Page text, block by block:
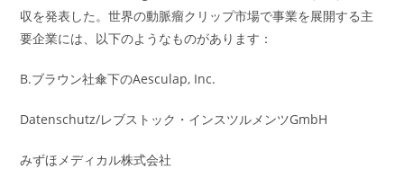
収を発表した。世界の動脈瘤クリップ市場で事業を展開する主
要企業には、以下のようなものがあります：
B.ブラウン社傘下のAesculap, Inc.
Datenschutz/レブストック・インスツルメンツGmbH
みずほメディカル株式会社